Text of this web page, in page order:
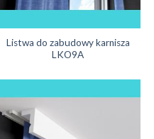
Listwa do zabudowy karnisza
LKO9A